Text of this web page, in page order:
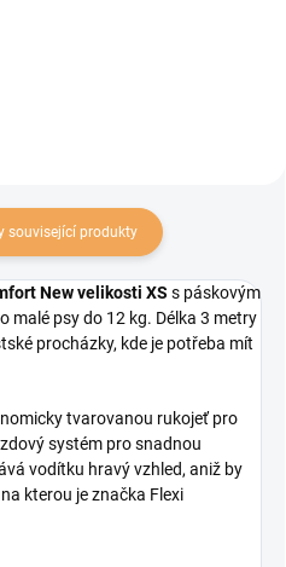
související produkty
New velikosti XS s páskovým
malé psy do 12 kg. Délka 3 metry
procházky, kde je potřeba mít
tvarovanou rukojeť pro
systém pro snadnou
vodítku hravý vzhled, aniž by
kterou je značka Flexi